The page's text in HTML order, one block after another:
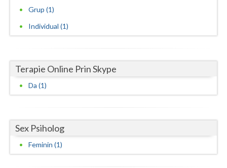
Sibiu
Suceava
Timis
Tulcea
Vaslui
Vrancea
Grup (1)
Individual (1)
Terapie Online Prin Skype
Da (1)
Sex Psiholog
Feminin (1)